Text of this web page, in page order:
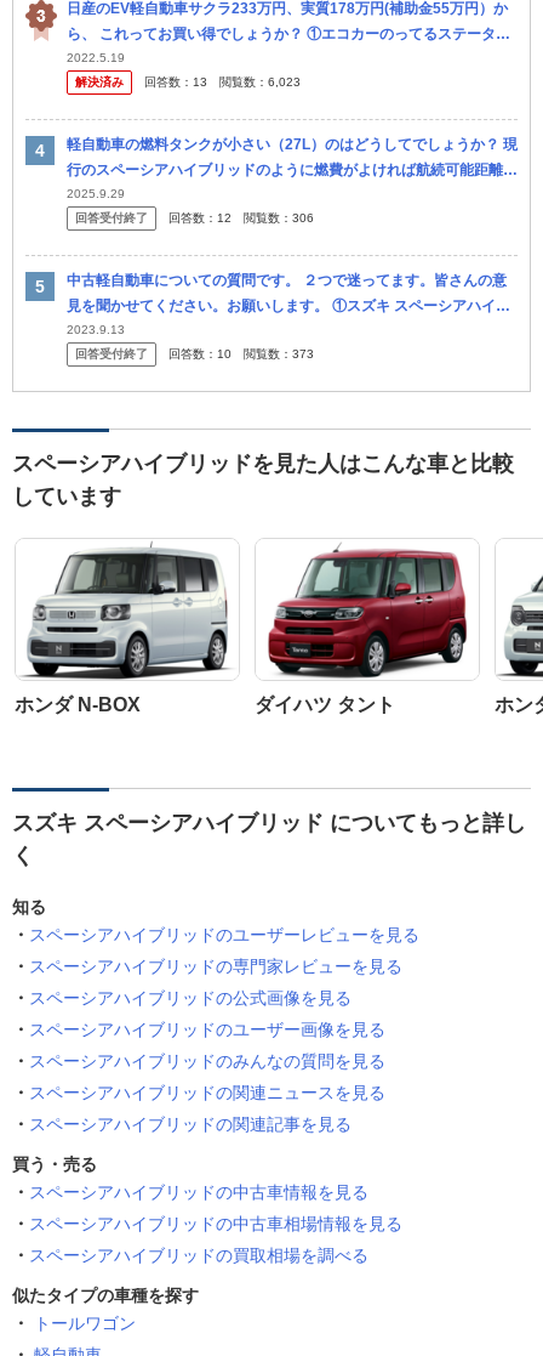
日産のEV軽自動車サクラ233万円、実質178万円(補助金55万円）か
ら、 これってお買い得でしょうか？ ①エコカーのってるステータス
感覚が有るからお得？ まあ、エヌボックスやスペーシアハイブ...
2022.5.19
解決済み
回答数： 13 閲覧数： 6,023
軽自動車の燃料タンクが小さい（27L）のはどうしてでしょうか？ 現
行のスペーシアハイブリッドのように燃費がよければ航続可能距離6
00〜700kmはありますが。 燃費15km程度と対して燃費の良く...
2025.9.29
回答受付終了
回答数： 12 閲覧数： 306
中古軽自動車についての質問です。 ２つで迷ってます。皆さんの意
見を聞かせてください。お願いします。 ①スズキ スペーシアハイブ
リッドG 21式、2.4万キロ ②日産 デイズルークス660X Vセ...
2023.9.13
回答受付終了
回答数： 10 閲覧数： 373
スペーシアハイブリッドを見た人はこんな車と比較
しています
ホンダ N-BOX ダイハツ タント ホン
スズキ スペーシアハイブリッド についてもっと詳し
く
知る
スペーシアハイブリッドのユーザーレビューを見る
スペーシアハイブリッドの専門家レビューを見る
スペーシアハイブリッドの公式画像を見る
スペーシアハイブリッドのユーザー画像を見る
スペーシアハイブリッドのみんなの質問を見る
スペーシアハイブリッドの関連ニュースを見る
スペーシアハイブリッドの関連記事を見る
買う・売る
スペーシアハイブリッドの中古車情報を見る
スペーシアハイブリッドの中古車相場情報を見る
スペーシアハイブリッドの買取相場を調べる
似たタイプの車種を探す
トールワゴン